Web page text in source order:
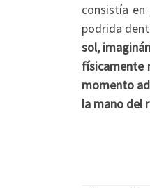
consistía
podrida
sol,
físicamente
momento
la mano del